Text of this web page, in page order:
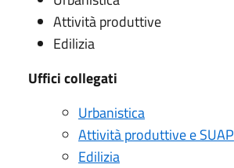
Attività produttive
Edilizia
Uffici collegati
Urbanistica
Attività produttive e SUAP
Edilizia